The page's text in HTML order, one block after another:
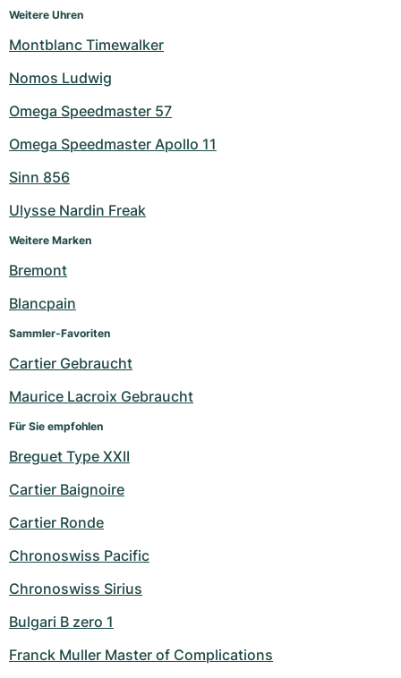
Weitere Uhren
Montblanc Timewalker
Nomos Ludwig
Omega Speedmaster 57
Omega Speedmaster Apollo 11
Sinn 856
Ulysse Nardin Freak
Weitere Marken
Bremont
Blancpain
Sammler-Favoriten
Cartier Gebraucht
Maurice Lacroix Gebraucht
Für Sie empfohlen
Breguet Type XXII
Cartier Baignoire
Cartier Ronde
Chronoswiss Pacific
Chronoswiss Sirius
Bulgari B zero 1
Franck Muller Master of Complications